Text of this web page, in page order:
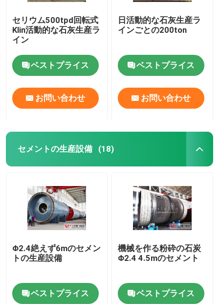
セリウム500tpd回転式
Klin活動的な石灰生産ラ
イン
ベストプライス
お問い合わせ
日活動的な石灰生産ラ
インごとの200ton
ベストプライス
お問い合わせ
セメントの生産設備 (18)
Φ2.4絶えず6mのセメン
トの生産設備
ベストプライス
機械を作る粉砕の石炭
Φ2.4 4.5mのセメント
ベストプライス